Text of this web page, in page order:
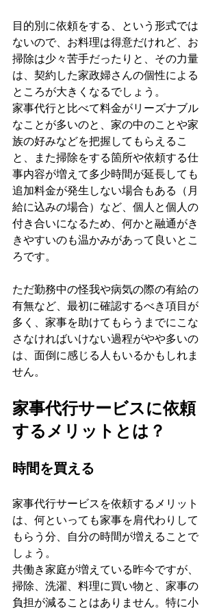
目的別に依頼をする、という形式では
ないので、お料理は得意だけれど、お
掃除は少々苦手だったりと、その力量
は、契約した家政婦さんの個性による
ところが大きくなるでしょう。
家事代行と比べて料金がリーズナブル
なことが多いのと、家の中のことや家
族の好みなどを把握してもらえるこ
と、また掃除をする箇所や依頼する仕
事内容が増えて多少時間が延長しても
追加料金が発生しない場合もある（月
給に込みの場合）など、個人と個人の
付き合いになるため、何かと融通がき
きやすいのも温かみがあって良いとこ
ろです。
ただ勤務中の怪我や病気の際の有給の
有無など、最初に確認するべき項目が
多く、家事を助けてもらうまでにこな
さなければいけない過程がやや多いの
は、面倒に感じる人もいるかもしれま
せん。
家事代行サービスに依頼
するメリットとは？
時間を買える
家事代行サービスを依頼するメリット
は、何といっても家事を肩代わりして
もらう分、自分の時間が増えることで
しょう。
共働き家庭が増えている昨今ですが、
掃除、洗濯、料理に買い物と、家事の
負担が減ることはありません。特に小